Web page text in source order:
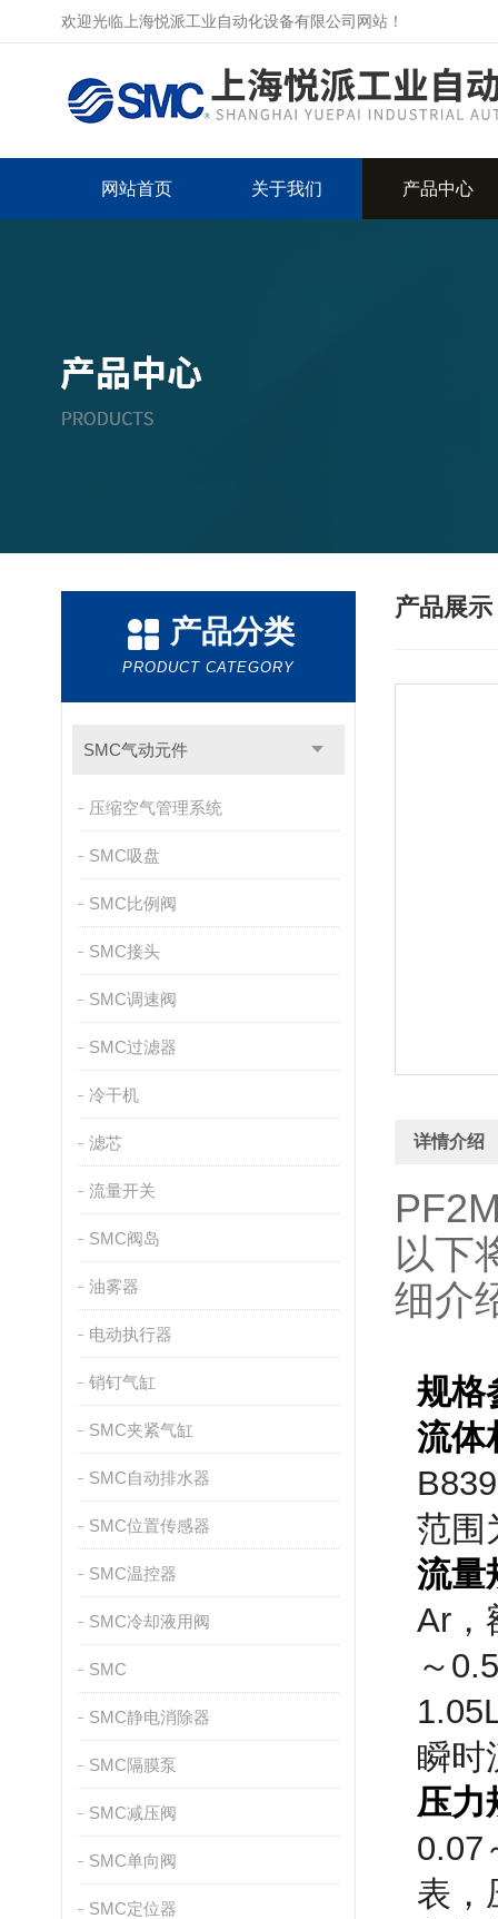
欢迎光临上海悦派工业自动化设备有限公司网站！
网站首页 关于我们 产品中心
产品分类
PRODUCT CATEGORY
SMC气动元件
压缩空气管理系统
SMC吸盘
SMC比例阀
SMC接头
SMC调速阀
SMC过滤器
冷干机
滤芯
流量开关
SMC阀岛
油雾器
电动执行器
销钉气缸
SMC夹紧气缸
SMC自动排水器
SMC位置传感器
SMC温控器
SMC冷却液用阀
SMC
SMC静电消除器
SMC隔膜泵
SMC减压阀
SMC单向阀
SMC定位器
产品展示
详情介绍
以下
细介
规格
流体
范围
流量
Ar，
～
瞬时
压力
0.07
表，